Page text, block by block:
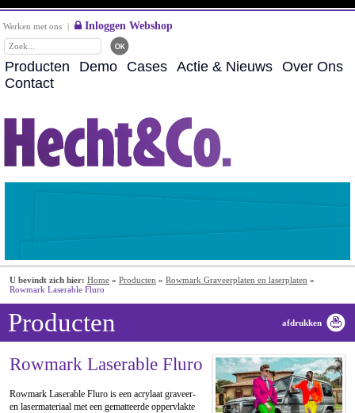
Werken met ons | Inloggen Webshop
Producten Demo Cases Actie & Nieuws Over Ons
Contact
U bevindt zich hier: Home » Producten » Rowmark Graveerplaten en laserplaten »
Rowmark Laserable Fluro
afdrukken
Producten
Rowmark Laserable Fluro
Rowmark Laserable Fluro is een acrylaat graveer-
en lasermateriaal met een gematteerde oppervlakte